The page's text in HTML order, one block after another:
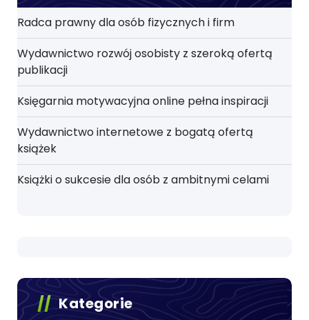
Radca prawny dla osób fizycznych i firm
Wydawnictwo rozwój osobisty z szeroką ofertą
publikacji
Księgarnia motywacyjna online pełna inspiracji
Wydawnictwo internetowe z bogatą ofertą
książek
Książki o sukcesie dla osób z ambitnymi celami
Kategorie